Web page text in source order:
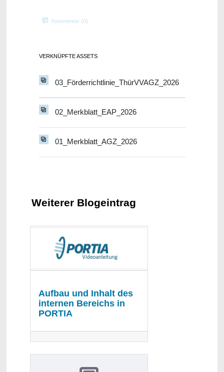
Kommentar (0)
VERKNÜPFTE ASSETS
03_Förderrichtlinie_ThürVVAGZ_2026
02_Merkblatt_EAP_2026
01_Merkblatt_AGZ_2026
Weiterer Blogeintrag
Aufbau und Inhalt des
internen Bereichs in
PORTIA